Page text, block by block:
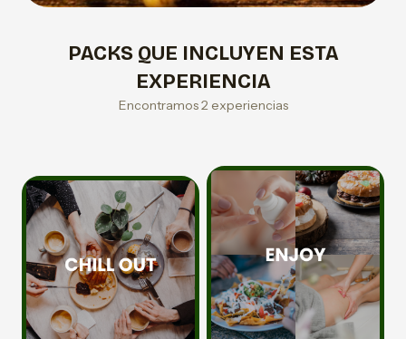
PACKS QUE INCLUYEN ESTA
EXPERIENCIA
Encontramos 2 experiencias